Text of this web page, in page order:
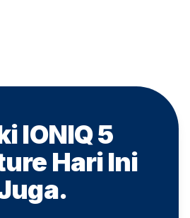
IONIQ 5
Hari Ini